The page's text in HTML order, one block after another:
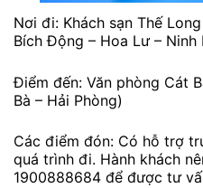
Nơi đi: Khách sạn Thế
Bích Động – Hoa Lư – Ninh
Điểm đến: Văn phòng Cát
Bà – Hải Phòng)
Các điểm đón: Có hỗ trợ
quá trình đi. Hành khách
1900888684 để được tư